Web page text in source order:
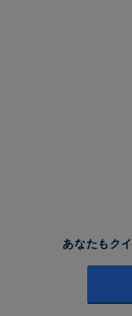
あなたもク